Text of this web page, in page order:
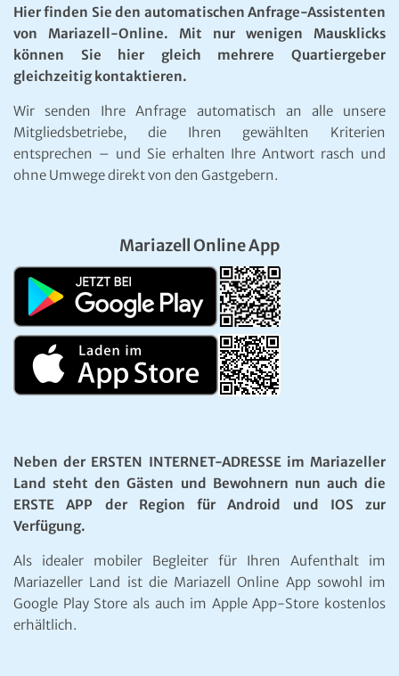
Hier finden Sie den automatischen Anfrage-Assistenten
von Mariazell-Online. Mit nur wenigen Mausklicks
können Sie hier gleich mehrere Quartiergeber
gleichzeitig kontaktieren.
Wir senden Ihre Anfrage automatisch an alle unsere
Mitgliedsbetriebe, die Ihren gewählten Kriterien
entsprechen – und Sie erhalten Ihre Antwort rasch und
ohne Umwege direkt von den Gastgebern.
Mariazell Online App
Neben der ERSTEN INTERNET-ADRESSE im Mariazeller
Land steht den Gästen und Bewohnern nun auch die
ERSTE APP der Region für Android und IOS zur
Verfügung.
Als idealer mobiler Begleiter für Ihren Aufenthalt im
Mariazeller Land ist die Mariazell Online App sowohl im
Google Play Store als auch im Apple App-Store kostenlos
erhältlich.